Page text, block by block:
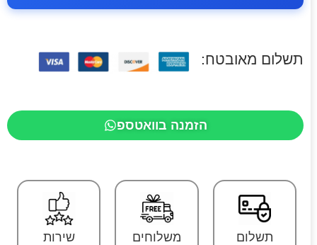
תשלום מאובטח:
הזמנה בוואטספ
תשלום
משלוחים
שירות